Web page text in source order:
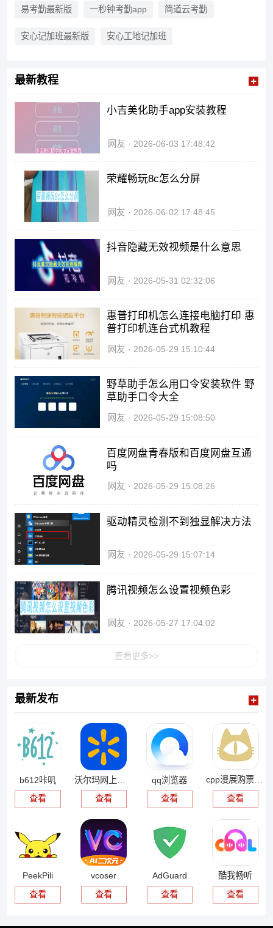
况等详细信息。大家有需要来这
里下载小编推荐的上班考勤记录
易考勤最新版 一秒钟考勤app 简道云考勤
安心记加班最新版 安心工地记加班
最新教程
小吉美化助手app安装教程
网友 2026-06-03 17:48:42
荣耀畅玩8c怎么分屏
网友 2026-06-02 17:48:45
抖音隐藏无效视频是什么意思
网友 2026-05-31 02:32:06
惠普打印机怎么连接电脑打印 惠
普打印机连台式机教程
网友 2026-05-29 15:10:44
野草助手怎么用口令安装软件 野
草助手口令大全
网友 2026-05-29 15:08:50
百度网盘青春版和百度网盘互通
吗
网友 2026-05-29 15:08:26
驱动精灵检测不到独显解决方法
网友 2026-05-29 15:07:14
腾讯视频怎么设置视频色彩
网友 2026-05-27 17:04:02
查看更多>>
最新发布
b612咔叽
查看
查看
qq浏览器
查看
cpp漫展购票app
查看
PeekPili
查看
vcoser
查看
AdGuard
查看
酷我畅听
查看